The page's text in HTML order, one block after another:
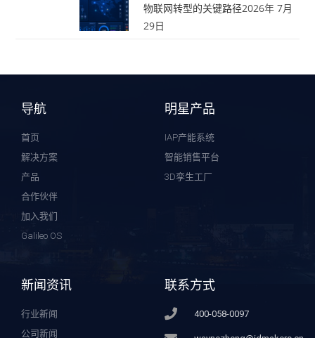
物联网转型的关键路径2026年 7月
29日
导航
首页
解决方案
产品
合作伙伴
加入我们
Galileo OS
明星产品
IAP产能系统
智能销售平台
3D孪生工厂
新闻资讯
行业新闻
公司新闻
联系方式
400-058-0097